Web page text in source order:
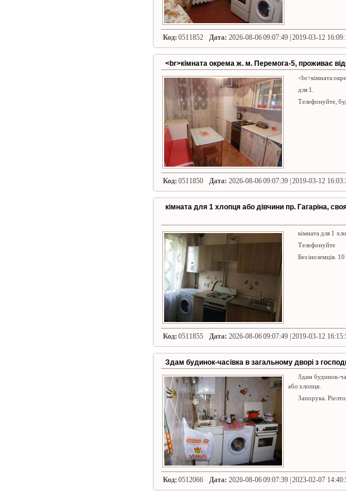
Код: 0511852 Дата: 2026-08-06 09:07:49 | 2019-03-12
<br>кімната окрема ж. м. Перемога-5, проживає
<br>кімната
для 1.
Телефонуйте,
Код: 0511850 Дата: 2026-08-06 09:07:39 | 2019-03-12
кімната для 1 хлопця або дівчини пр. Гагаріна,
кімната для 1
Телефонуйте
Без іноземців.
Код: 0511855 Дата: 2026-08-06 09:07:49 | 2019-03-12
Здам будинок-часівка в загальному дворі з
Здам будинок-
або хлопця.
Запорука.
Код: 0512066 Дата: 2026-08-06 09:07:39 | 2023-02-07